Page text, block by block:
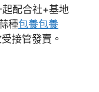
配合社+基地
種包養包養
接管發賣。